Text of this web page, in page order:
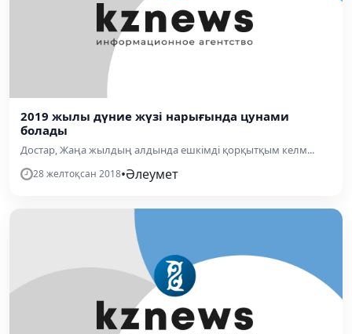
2019 жылы дүние жүзі нарығында цунами
болады
Достар, Жаңа жылдың алдында ешкiмдi қорқытқым келм...
28 желтоқсан 2018•Әлеумет